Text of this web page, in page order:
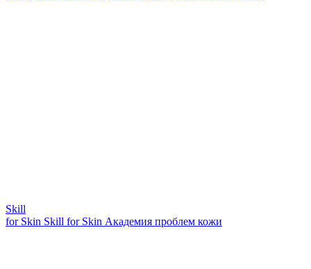
Skill
for Skin Skill for Skin Академия проблем кожи